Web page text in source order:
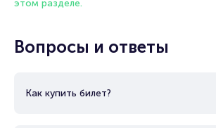
этом разделе.
Вопросы и ответы
Как купить билет?